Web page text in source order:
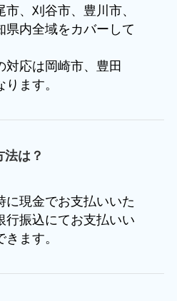
、刈谷市、豊川市、
県内全域をカバーして
対応は岡崎市、豊田
ます。
は？
に現金でお支払いいた
行振込にてお支払いい
ます。